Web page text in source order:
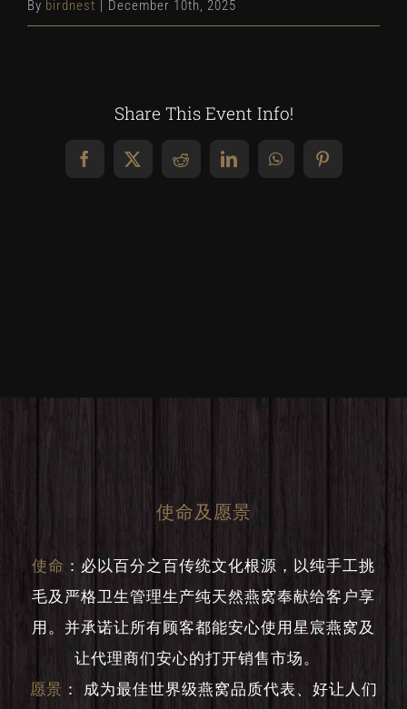
By birdnest December 10th, 2025
Share This Event Info!
Facebook
X RedditLinkedInWhatsAppPinterest
使命及愿景
使命 ： 必以百分之百传统文化根源，以纯手工挑
毛及严格卫生管理生产纯天然燕窝奉献给客户享
用。并承诺让所有顾客都能安心使用星宸燕窝及
让代理商们安心的打开销售市场。
愿景 ：
成为最佳世界级燕窝品质代表、好让人们